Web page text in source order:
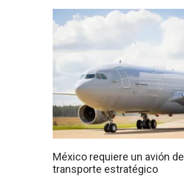
México requiere un avión de
transporte estratégico